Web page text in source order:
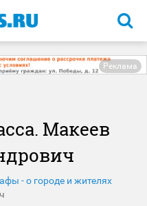
Реклама
Макеев
- о городе и жителях